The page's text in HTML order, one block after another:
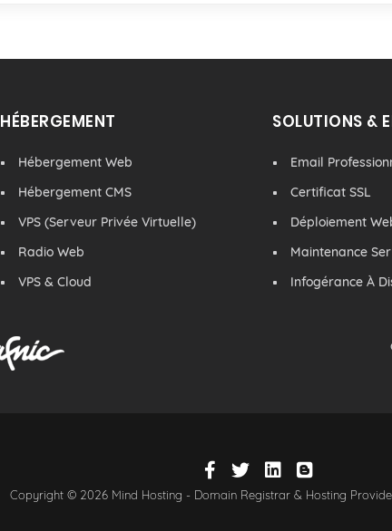
HÉBERGEMENT
Hébergement Web
Hébergement CMS
VPS (Serveur Privée Virtuelle)
Radio Web
VPS & Cloud
SOLUTIONS &
Email
Certificat SSL
Déploiement
Maintenance
Infogérance À
Copyright © 2026 Mind Hosting - Domain Registrar & Hosting